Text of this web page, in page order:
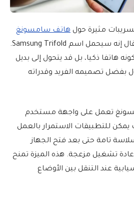
مثيرة حول هاتف سامسونغ
الجديد، الذي يقال إنه سيحمل اسم Samsung Trifold.
هاتفا ذكيا، بل قد يتحول إلى بديل
بفضل تصميمه الفريد وقدراته
تعمل على واجهة مستخدم
يمكن للتطبيقات الاستمرار بالعمل
تامة حتى بعد فتح الجهاز
إعادة تشغيل مزعجة. هذه الميزة تمنح
عند التنقل بين الأوضاع